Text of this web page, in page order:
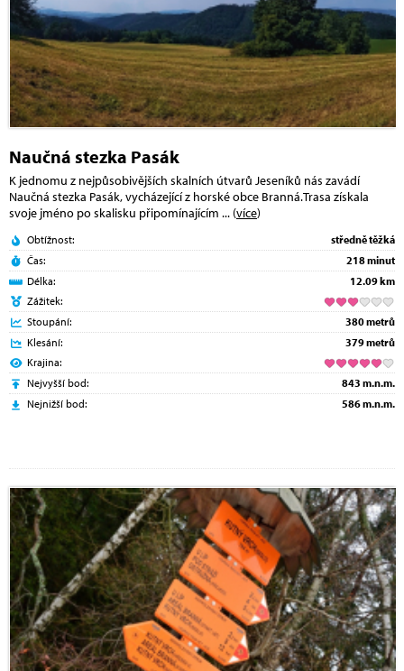
Naučná stezka Pasák
K jednomu z nejpůsobivějších skalních útvarů Jeseníků nás zavádí
Naučná stezka Pasák, vycházející z horské obce Branná.Trasa získala
svoje jméno po skalisku připomínajícím ... (více)
Obtížnost:
středně těžká
Čas:
218 minut
Délka:
12.09 km
Zážitek:
Stoupání:
380 metrů
Klesání:
379 metrů
Krajina:
Nejvyšší bod:
843 m.n.m.
Nejnižší bod:
586 m.n.m.